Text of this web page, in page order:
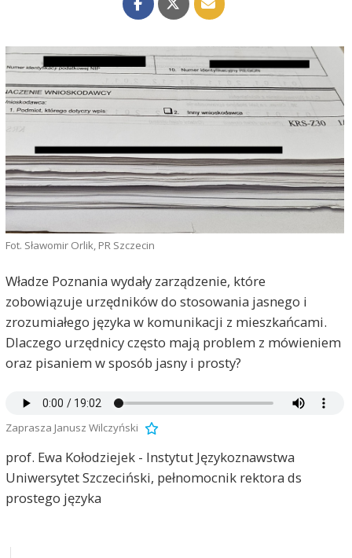
Fot. Sławomir Orlik, PR Szczecin
Władze Poznania wydały zarządzenie, które
zobowiązuje urzędników do stosowania jasnego i
zrozumiałego języka w komunikacji z mieszkańcami.
Dlaczego urzędnicy często mają problem z mówieniem
oraz pisaniem w sposób jasny i prosty?
Zaprasza Janusz Wilczyński
prof. Ewa Kołodziejek - Instytut Językoznawstwa
Uniwersytet Szczeciński, pełnomocnik rektora ds
prostego języka